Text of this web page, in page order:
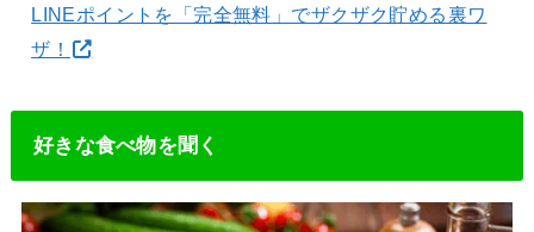
LINEポイントを「完全無料」でザクザク貯める裏ワ
ザ！
好きな食べ物を聞く